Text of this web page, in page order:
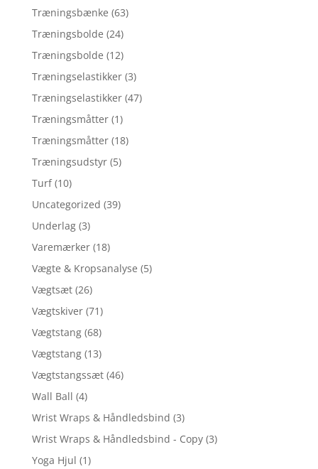
Træningsbænke (63)
Træningsbolde (24)
Træningsbolde (12)
Træningselastikker (3)
Træningselastikker (47)
Træningsmåtter (1)
Træningsmåtter (18)
Træningsudstyr (5)
Turf (10)
Uncategorized (39)
Underlag (3)
Varemærker (18)
Vægte & Kropsanalyse (5)
Vægtsæt (26)
Vægtskiver (71)
Vægtstang (68)
Vægtstang (13)
Vægtstangssæt (46)
Wall Ball (4)
Wrist Wraps & Håndledsbind (3)
Wrist Wraps & Håndledsbind - Copy (3)
Yoga Hjul (1)